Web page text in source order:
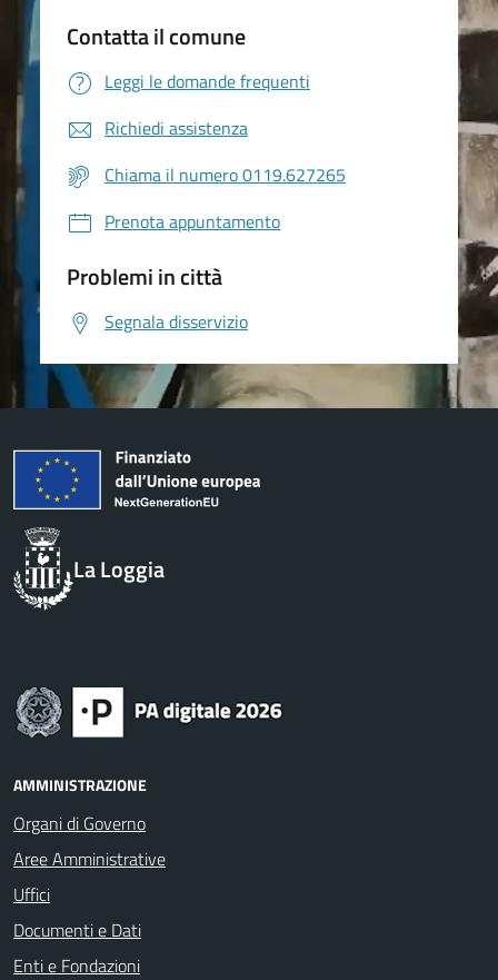
Contatta il comune
Leggi le domande frequenti
Richiedi assistenza
Chiama il numero 0119.627265
Prenota appuntamento
Problemi in città
Segnala disservizio
La Loggia
AMMINISTRAZIONE
Organi di Governo
Aree Amministrative
Uffici
Documenti e Dati
Enti e Fondazioni